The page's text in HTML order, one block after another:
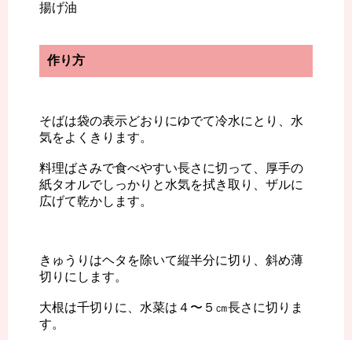
揚げ油
作り方
そばは袋の表示どおりにゆでて冷水にとり、水
気をよくきります。
料理ばさみで食べやすい長さに切って、厚手の
紙タオルでしっかりと水気を拭き取り、ザルに
広げて乾かします。
きゅうりはヘタを除いて縦半分に切り、斜め薄
切りにします。
大根は千切りに、水菜は４〜５㎝長さに切りま
す。